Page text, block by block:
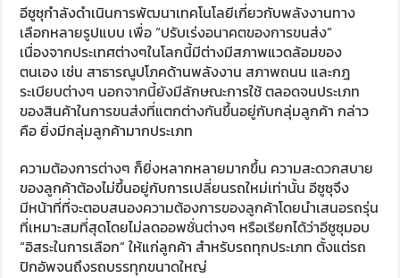
อีซูซุกำลังดำเนินการพัฒนาเทคโนโลยีเกี่ยวกับพลังงานทาง
เลือกหลายรูปแบบ เพื่อ “ปรับเร่งอนาคตของการขนส่ง”
เนื่องจากประเทศต่างๆในโลกนี้มีต่างมีสภาพแวดล้อมของ
ตนเอง เช่น สาธารณูปโภคด้านพลังงาน สภาพถนน และกฎ
ระเบียบต่างๆ นอกจากนี้ยังมีลักษณะการใช้ ตลอดจนประเภท
ของสินค้าในการขนส่งที่แตกต่างกันขึ้นอยู่กับกลุ่มลูกค้า กล่าว
คือ ยิ่งมีกลุ่มลูกค้ามากประเภท
ความต้องการต่างๆ ก็ยิ่งหลากหลายมากขึ้น ความสะดวกสบาย
ของลูกค้าต้องไม่ขึ้นอยู่กับการเปลี่ยนรถใหม่เท่านั้น อีซูซุจึง
มีหน้าที่ที่จะตอบสนองความต้องการของลูกค้าโดยนำเสนอรถรุ่น
ที่เหมาะสมที่สุดโดยไม่ลดออพชั่นต่างๆ หรือเรียกได้ว่าอีซูซุมอบ
“อิสระในการเลือก” ให้แก่ลูกค้า สำหรับรถทุกประเภท ตั้งแต่รถ
ปิกอัพจนถึงรถบรรทุกขนาดใหญ่